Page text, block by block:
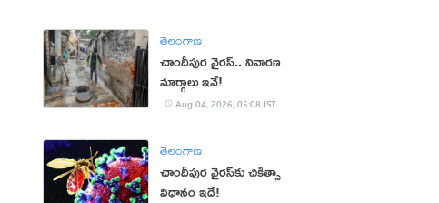
తెలంగాణ
చాందీపుర వైరస్.. నివారణ
మార్గాలు ఇవే!
Aug 04, 2026, 05:08 IST
తెలంగాణ
చాందీపుర వైరస్‌కు చికిత్సా
విధానం ఇదే!